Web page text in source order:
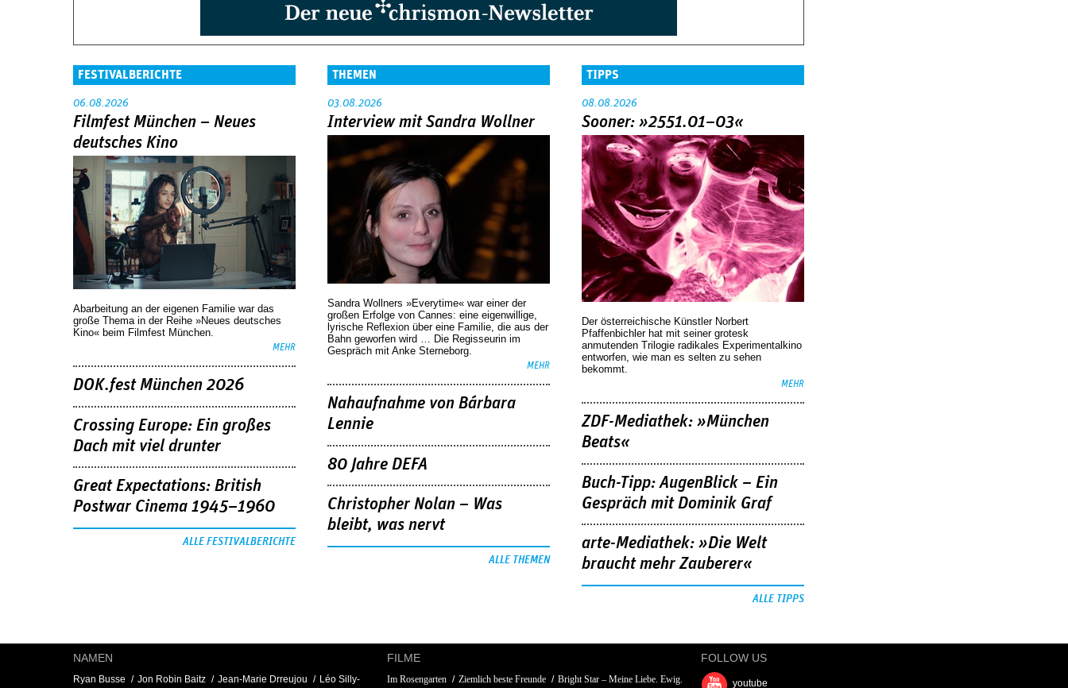
FESTIVALBERICHTE
06.08.2026
Filmfest München – Neues
deutsches Kino
Abarbeitung an der eigenen Familie war das
große Thema in der Reihe »Neues deutsches
Kino« beim Filmfest München.
MEHR
DOK.fest München 2026
Crossing Europe: Ein großes
Dach mit viel drunter
Great Expectations: British
Postwar Cinema 1945–1960
ALLE FESTIVALBERICHTE
THEMEN
03.08.2026
Interview mit Sandra Wollner
Sandra Wollners »Everytime« war einer der
großen Erfolge von Cannes: eine eigenwillige,
lyrische Reflexion über eine ­Familie, die aus der
Bahn geworfen wird … Die Regisseurin im
Gespräch mit Anke Sterneborg.
MEHR
Nahaufnahme von Bárbara
Lennie
80 Jahre DEFA
Christopher Nolan – Was
bleibt, was nervt
ALLE THEMEN
TIPPS
08.08.2026
Sooner: »2551.01–03«
Der österreichische Künstler Norbert
Pfaffenbichler hat mit seiner grotesk
anmutenden Trilogie radikales Experimentalkino
entworfen, wie man es selten zu sehen
bekommt.
MEHR
ZDF-Mediathek: »München
Beats«
Buch-Tipp: AugenBlick – Ein
Gespräch mit Dominik Graf
arte-Mediathek: »Die Welt
braucht mehr Zauberer«
ALLE TIPPS
NAMEN
Ryan Busse Jon Robin Baitz Jean-Marie Drreujou Léo Silly-
FILME
Im Rosengarten Ziemlich beste Freunde Bright Star – Meine Liebe. Ewig.
FOLLOW US
youtube